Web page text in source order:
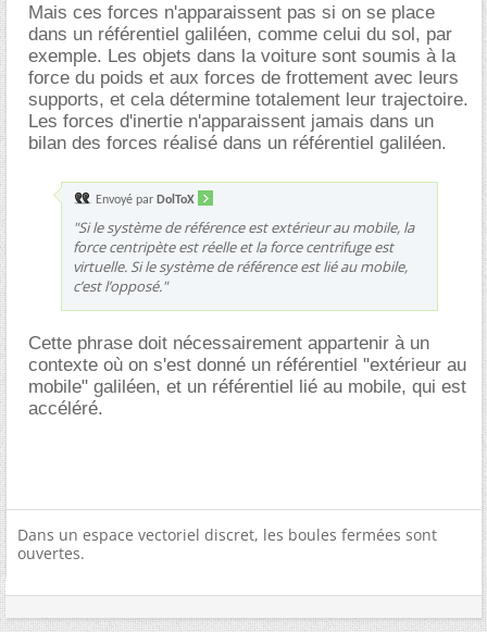
Mais ces forces n'apparaissent pas si on se place
dans un référentiel galiléen, comme celui du sol, par
exemple. Les objets dans la voiture sont soumis à la
force du poids et aux forces de frottement avec leurs
supports, et cela détermine totalement leur trajectoire.
Les forces d'inertie n'apparaissent jamais dans un
bilan des forces réalisé dans un référentiel galiléen.
Envoyé par DolToX
"Si le système de référence est extérieur au mobile, la
force centripète est réelle et la force centrifuge est
virtuelle. Si le système de référence est lié au mobile,
c’est l’opposé."
Cette phrase doit nécessairement appartenir à un
contexte où on s'est donné un référentiel "extérieur au
mobile" galiléen, et un référentiel lié au mobile, qui est
accéléré.
Dans un espace vectoriel discret, les boules fermées sont
ouvertes.